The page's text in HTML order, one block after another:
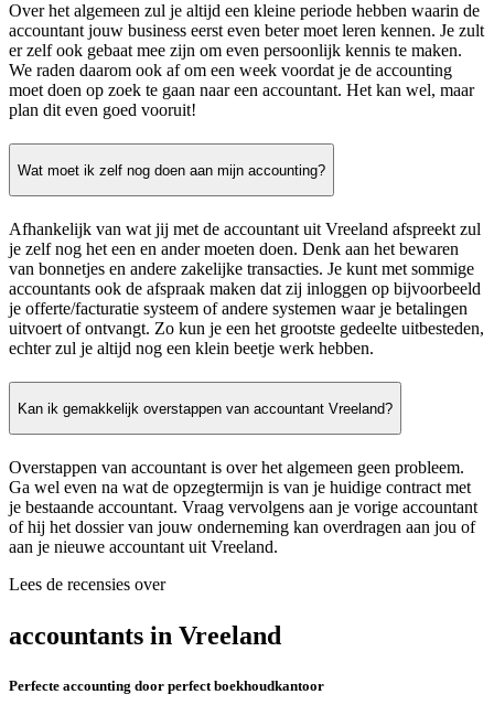
Over het algemeen zul je altijd een kleine periode hebben waarin de
accountant jouw business eerst even beter moet leren kennen. Je zult
er zelf ook gebaat mee zijn om even persoonlijk kennis te maken.
We raden daarom ook af om een week voordat je de accounting
moet doen op zoek te gaan naar een accountant. Het kan wel, maar
plan dit even goed vooruit!
Wat moet ik zelf nog doen aan mijn accounting?
Afhankelijk van wat jij met de accountant uit Vreeland afspreekt zul
je zelf nog het een en ander moeten doen. Denk aan het bewaren
van bonnetjes en andere zakelijke transacties. Je kunt met sommige
accountants ook de afspraak maken dat zij inloggen op bijvoorbeeld
je offerte/facturatie systeem of andere systemen waar je betalingen
uitvoert of ontvangt. Zo kun je een het grootste gedeelte uitbesteden,
echter zul je altijd nog een klein beetje werk hebben.
Kan ik gemakkelijk overstappen van accountant Vreeland?
Overstappen van accountant is over het algemeen geen probleem.
Ga wel even na wat de opzegtermijn is van je huidige contract met
je bestaande accountant. Vraag vervolgens aan je vorige accountant
of hij het dossier van jouw onderneming kan overdragen aan jou of
aan je nieuwe accountant uit Vreeland.
Lees de recensies over
accountants in Vreeland
Perfecte accounting door perfect boekhoudkantoor